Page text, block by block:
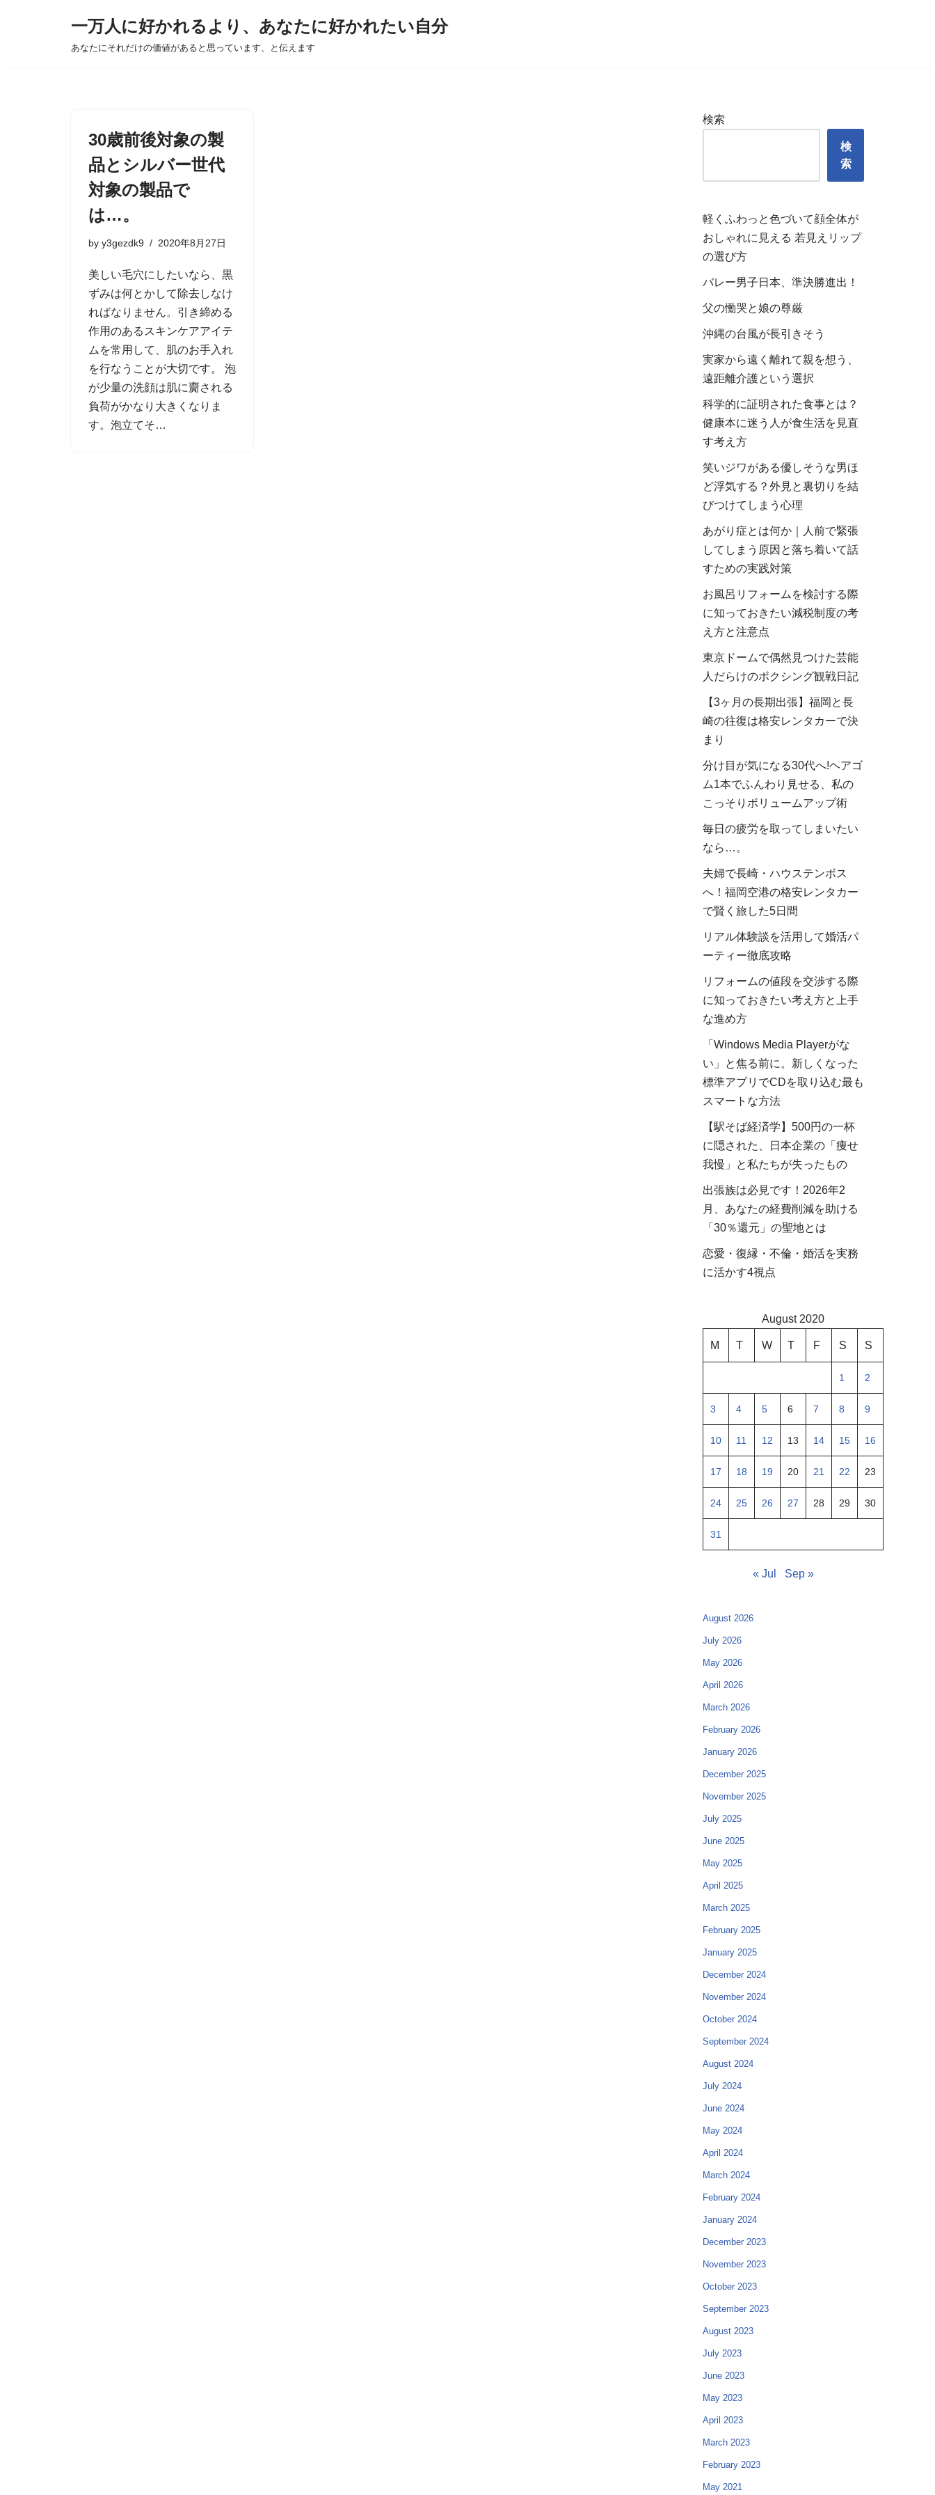
一万人に好かれるより、あなたに好かれたい自分
あなたにそれだけの価値があると思っています、と伝えます
30歳前後対象の製
品とシルバー世代
対象の製品で
は…。
by y3gezdk9 2020年8月27日
美しい毛穴にしたいなら、黒
ずみは何とかして除去しなけ
ればなりません。引き締める
作用のあるスキンケアアイテ
ムを常用して、肌のお手入れ
を行なうことが大切です。 泡
が少量の洗顔は肌に齎される
負荷がかなり大きくなりま
す。泡立てそ…
検索
検
索
軽くふわっと色づいて顔全体が
おしゃれに見える 若見えリップ
の選び方
バレー男子日本、準決勝進出！
父の慟哭と娘の尊厳
沖縄の台風が長引きそう
実家から遠く離れて親を想う、
遠距離介護という選択
科学的に証明された食事とは？
健康本に迷う人が食生活を見直
す考え方
笑いジワがある優しそうな男ほ
ど浮気する？外見と裏切りを結
びつけてしまう心理
あがり症とは何か｜人前で緊張
してしまう原因と落ち着いて話
すための実践対策
お風呂リフォームを検討する際
に知っておきたい減税制度の考
え方と注意点
東京ドームで偶然見つけた芸能
人だらけのボクシング観戦日記
【3ヶ月の長期出張】福岡と長
崎の往復は格安レンタカーで決
まり
分け目が気になる30代へ!ヘアゴ
ム1本でふんわり見せる、私の
こっそりボリュームアップ術
毎日の疲労を取ってしまいたい
なら…。
夫婦で長崎・ハウステンボス
へ！福岡空港の格安レンタカー
で賢く旅した5日間
リアル体験談を活用して婚活パ
ーティー徹底攻略
リフォームの値段を交渉する際
に知っておきたい考え方と上手
な進め方
「Windows Media Playerがな
い」と焦る前に。新しくなった
標準アプリでCDを取り込む最も
スマートな方法
【駅そば経済学】500円の一杯
に隠された、日本企業の「痩せ
我慢」と私たちが失ったもの
出張族は必見です！2026年2
月、あなたの経費削減を助ける
「30％還元」の聖地とは
恋愛・復縁・不倫・婚活を実務
に活かす4視点
August 2020
M T W T F S S
1 2
3 4 5 6 7 8 9
10 11 12 13 14 15 16
17 18 19 20 21 22 23
24 25 26 27 28 29 30
31
« Jul Sep »
August 2026
July 2026
May 2026
April 2026
March 2026
February 2026
January 2026
December 2025
November 2025
July 2025
June 2025
May 2025
April 2025
March 2025
February 2025
January 2025
December 2024
November 2024
October 2024
September 2024
August 2024
July 2024
June 2024
May 2024
April 2024
March 2024
February 2024
January 2024
December 2023
November 2023
October 2023
September 2023
August 2023
July 2023
June 2023
May 2023
April 2023
March 2023
February 2023
May 2021